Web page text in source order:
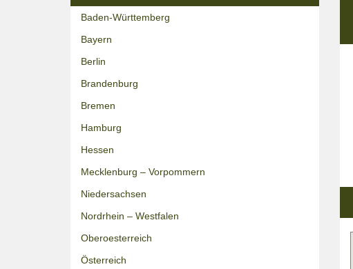
Baden-Württemberg
Bayern
Berlin
Brandenburg
Bremen
Hamburg
Hessen
Mecklenburg – Vorpommern
Niedersachsen
Nordrhein – Westfalen
Oberoesterreich
Österreich